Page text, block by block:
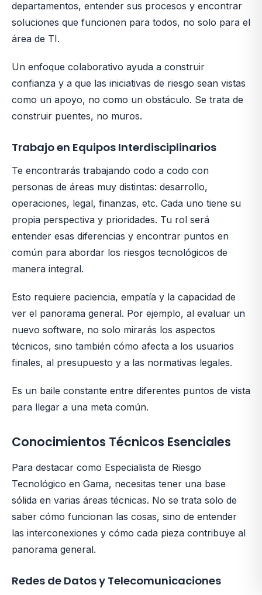
departamentos, entender sus procesos y encontrar
soluciones que funcionen para todos, no solo para el
área de TI.
Un enfoque colaborativo ayuda a construir
confianza y a que las iniciativas de riesgo sean vistas
como un apoyo, no como un obstáculo. Se trata de
construir puentes, no muros.
Trabajo en Equipos Interdisciplinarios
Te encontrarás trabajando codo a codo con
personas de áreas muy distintas: desarrollo,
operaciones, legal, finanzas, etc. Cada uno tiene su
propia perspectiva y prioridades. Tu rol será
entender esas diferencias y encontrar puntos en
común para abordar los riesgos tecnológicos de
manera integral.
Esto requiere paciencia, empatía y la capacidad de
ver el panorama general. Por ejemplo, al evaluar un
nuevo software, no solo mirarás los aspectos
técnicos, sino también cómo afecta a los usuarios
finales, al presupuesto y a las normativas legales.
Es un baile constante entre diferentes puntos de vista
para llegar a una meta común.
Conocimientos Técnicos Esenciales
Para destacar como Especialista de Riesgo
Tecnológico en Gama, necesitas tener una base
sólida en varias áreas técnicas. No se trata solo de
saber cómo funcionan las cosas, sino de entender
las interconexiones y cómo cada pieza contribuye al
panorama general.
Redes de Datos y Telecomunicaciones